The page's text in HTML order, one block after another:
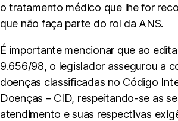
o tratamento médico que lhe for
que não faça parte do rol da ANS.
É importante mencionar que ao
9.656/98, o legislador assegurou a
doenças classificadas no Código
Doenças – CID, respeitando-se as
atendimento e suas respectivas